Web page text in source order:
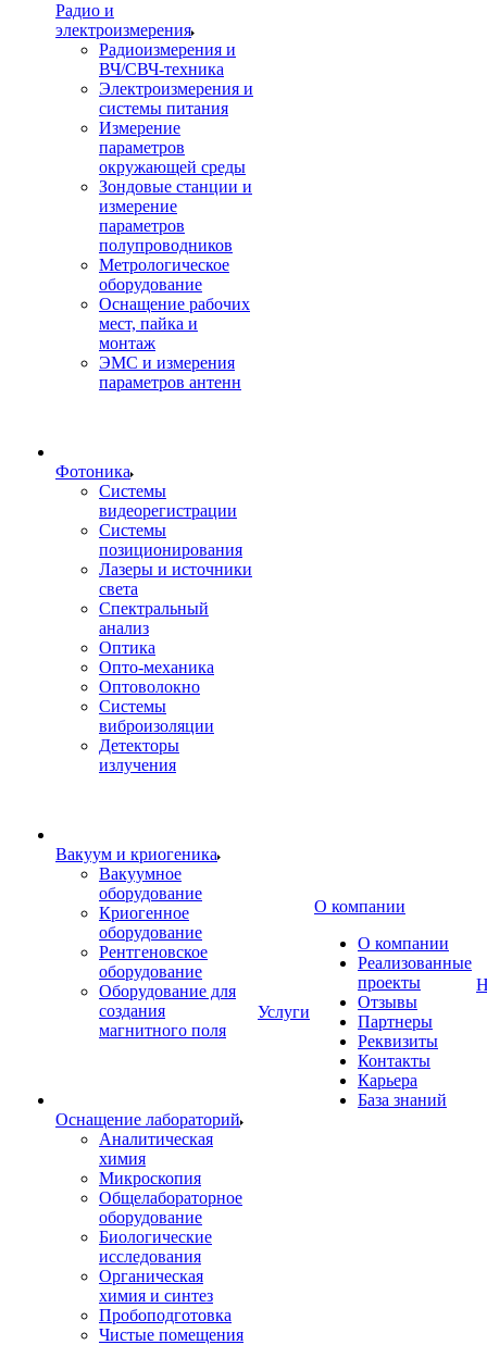
Радио и
электроизмерения
Радиоизмерения и
ВЧ/СВЧ-техника
Электроизмерения и
системы питания
Измерение
параметров
окружающей среды
Зондовые станции и
измерение
параметров
полупроводников
Метрологическое
оборудование
Оснащение рабочих
мест, пайка и
монтаж
ЭМС и измерения
параметров антенн
Фотоника
Cистемы
видеорегистрации
Системы
позиционирования
Лазеры и источники
света
Спектральный
анализ
Оптика
Опто-механика
Оптоволокно
Системы
виброизоляции
Детекторы
излучения
Вакуум и криогеника
Вакуумное
оборудование
Криогенное
оборудование
Рентгеновское
оборудование
Оборудование для
создания
магнитного поля
Оснащение лабораторий
Аналитическая
химия
Микроскопия
Общелабораторное
оборудование
Биологические
исследования
Органическая
химия и синтез
Пробоподготовка
Чистые помещения
Услуги
О компании
О компании
Реализованные
проекты
Отзывы
Партнеры
Реквизиты
Контакты
Карьера
База знаний